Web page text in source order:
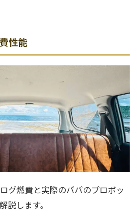
性能
グ燃費と実際のパパのプロボッ
説します。